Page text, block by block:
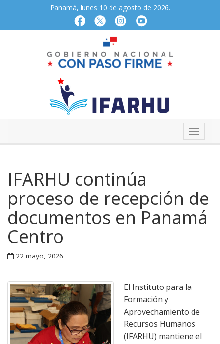
Panamá, lunes 10 de agosto de 2026.
IFARHU continúa
proceso de recepción de
documentos en Panamá
Centro
22 mayo, 2026.
El Instituto para la
Formación y
Aprovechamiento de
Recursos Humanos
(IFARHU) mantiene el